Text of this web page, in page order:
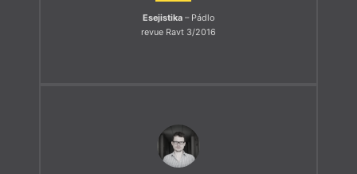
Esejistika – Pádlo
revue Ravt 3/2016